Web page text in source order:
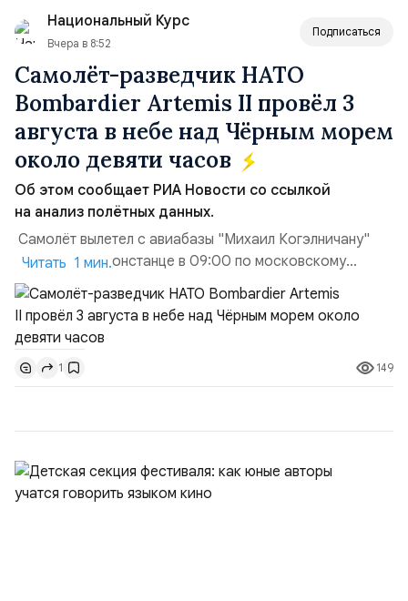
муниципальных услуг онл...
Национальный Курс
Вчера в 8:52
Подписаться
Самолёт-разведчик НАТО
Bombardier Artemis II провёл 3
августа в небе над Чёрным морем
около девяти часов
Об этом сообщает РИА Новости со ссылкой
на анализ полётных данных.
Самолёт вылетел с авиабазы "Михаил Когэлничану"
в румынской Констанце в 09:00 по московскому
времени и направился по прямой к турецко-грузинской
границе. На базу самолёт вернулся после 18 часов,
совершив три облёта примерно по одной
траектории.Не исключено, что Artemis II участвовал в
наведени...
Читать 1 мин.
1 149